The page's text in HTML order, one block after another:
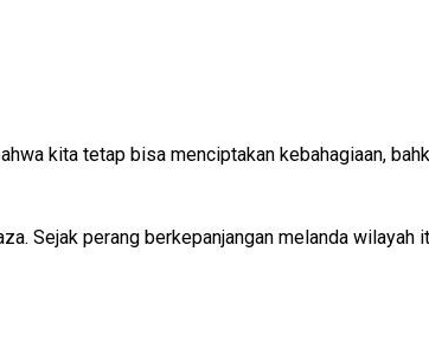
kita tetap bisa menciptakan kebahagiaan,
Sejak perang berkepanjangan melanda